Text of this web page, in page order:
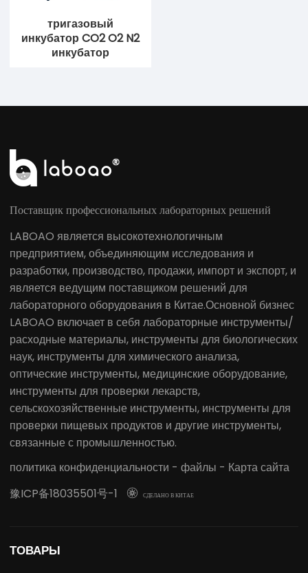
тригазовый
инкубатор CO2 O2 N2
инкубатор
Поставщик профессиональных лабораторных решений
LABOAO является высокотехнологичным
предприятием, объединяющим исследования и
разработки, производство, продажи, импорт и экспорт, и
является ведущим поставщиком решений для
лабораторного оборудования в Китае.Основной бизнес
LABOAO включает в себя лабораторные инструменты/
расходные материалы, инструменты для биологических
наук, инструменты для химического анализа,
оптические инструменты, медицинские оборудование,
инструменты для проверки лекарств,
сельскохозяйственные инструменты, инструменты для
проверки пищевых продуктов и другие инструменты,
связанные с промышленностью.
политика конфиденциальности - файлы - Карта сайта
豫ICP备18035501号-1
 СДЕЛАНО В КИТАЕ
ТОВАРЫ